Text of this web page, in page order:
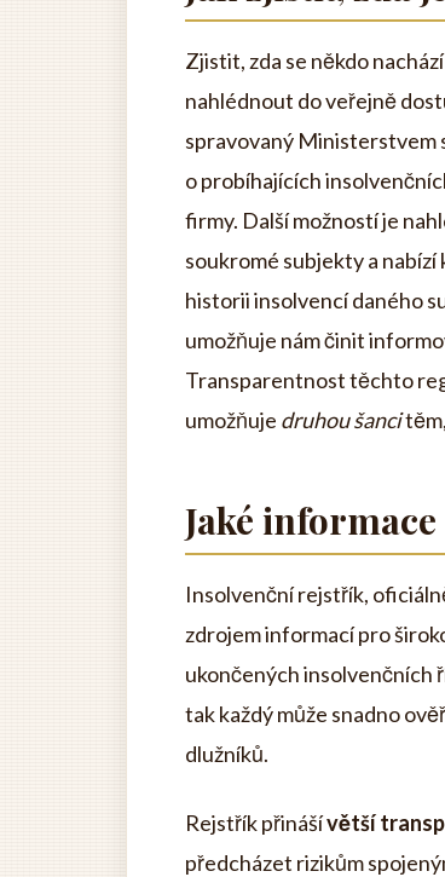
Zjistit, zda se někdo
nahlédnout do veřejně
spravovaný Ministerstvem
o probíhajících
firmy. Další možností je
soukromé subjekty a
historii insolvencí daného
umožňuje nám činit
Transparentnost těchto
umožňuje druhou šanci
Jaké
Insolvenční rejstřík,
zdrojem informací pro
ukončených insolvenčních
tak každý může snadno
dlužníků.
Rejstřík přinášívětší
předcházet rizikům